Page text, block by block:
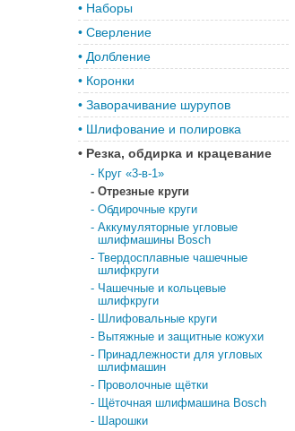
• Наборы
• Сверление
• Долбление
• Коронки
• Заворачивание шурупов
• Шлифование и полировка
• Резка, обдирка и крацевание
- Круг «3-в-1»
- Отрезные круги
- Обдирочные круги
- Аккумуляторные угловые
шлифмашины Bosch
- Твердосплавные чашечные
шлифкруги
- Чашечные и кольцевые
шлифкруги
- Шлифовальные круги
- Вытяжные и защитные кожухи
- Принадлежности для угловых
шлифмашин
- Проволочные щётки
- Щёточная шлифмашина Bosch
- Шарошки